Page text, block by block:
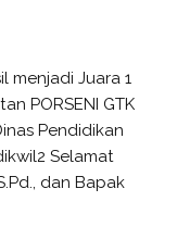
menjadi Juara 1
PORSENI GTK
Pendidikan
Selamat
dan Bapak